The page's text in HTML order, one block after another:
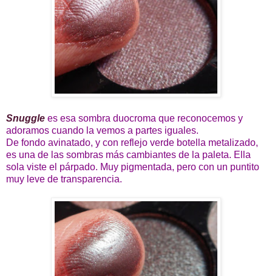
Snuggle es esa sombra duocroma que reconocemos y
adoramos cuando la vemos a partes iguales.
De fondo avinatado, y con reflejo verde botella metalizado,
es una de las sombras más cambiantes de la paleta. Ella
sola viste el párpado. Muy pigmentada, pero con un puntito
muy leve de transparencia.